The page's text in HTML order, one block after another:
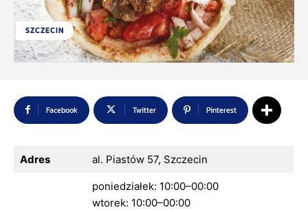
SZCZECIN
Facebook Twitter Pinterest
Adres al. Piastów 57, Szczecin
poniedziałek: 10:00–00:00
wtorek: 10:00–00:00